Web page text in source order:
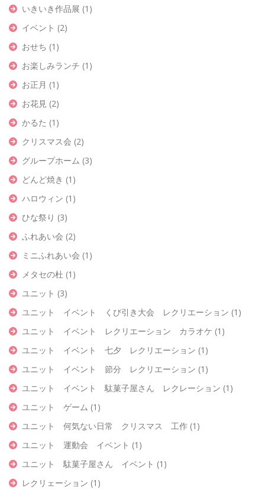
いきいき作品展 (1)
イベント (2)
おせち (1)
お楽しみランチ (1)
お正月 (1)
お花見 (2)
かるた (1)
クリスマス会 (2)
グループホーム (3)
どんど焼き (1)
ハロウィン (1)
ひな祭り (3)
ふれあい会 (2)
ミニふれあい会 (1)
メタセの杜 (1)
ユニット (3)
ユニット イベント くび引き大会 レクリエーション (1)
ユニット イベント レクリエーション カラオケ (1)
ユニット イベント 七夕 レクリエーション (1)
ユニット イベント 節分 レクリエーション (1)
ユニット イベント 駄菓子屋さん レクレーション (1)
ユニット ゲーム (1)
ユニット 何気ない日常 クリスマス 工作 (1)
ユニット 運動会 イベント (1)
ユニット 駄菓子屋さん イベント (1)
レクリェーション (1)